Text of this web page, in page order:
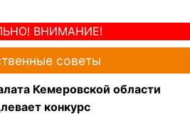
ВНИМАНИЕ!
советы
Кемеровской области
конкурс